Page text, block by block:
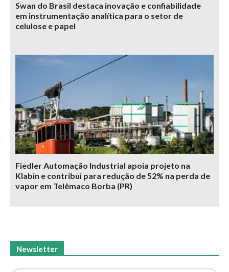
Swan do Brasil destaca inovação e confiabilidade
em instrumentação analítica para o setor de
celulose e papel
Fiedler Automação Industrial apoia projeto na
Klabin e contribui para redução de 52% na perda de
vapor em Telêmaco Borba (PR)
Newsletter